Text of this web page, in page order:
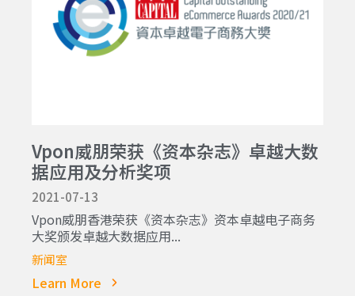
Vpon威朋荣获《资本杂志》卓越大数
据应用及分析奖项
2021-07-13
Vpon威朋香港荣获《资本杂志》资本卓越电子商务
大奖颁发卓越大数据应用...
新闻室
Learn More